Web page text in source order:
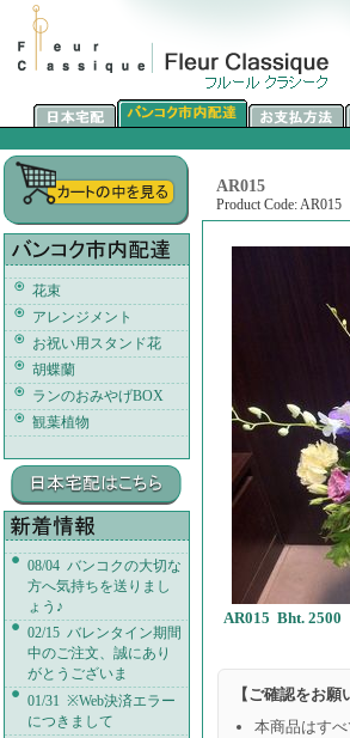
花束
アレンジメント
お祝い用スタンド花
胡蝶蘭
ランのおみやげBOX
観葉植物
08/04 バンコクの大切な
方へ気持ちを送りまし
ょう♪
02/15 バレンタイン期間
中のご注文、誠にあり
がとうございま
01/31 ※Web決済エラー
につきまして
AR015
Product Code: AR015
AR015 Bht. 2500
【ご確認をお願
本商品はす